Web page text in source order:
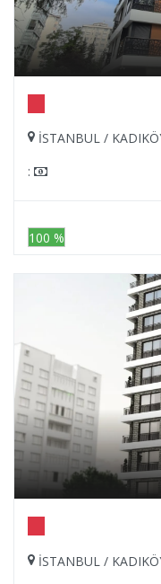
İSTANBUL /
:
100 %
İSTANBUL /